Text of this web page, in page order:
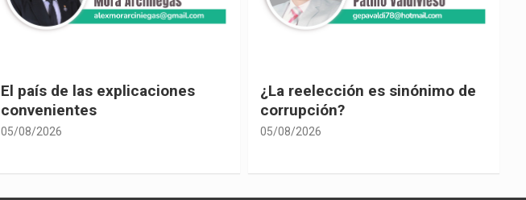
El país de las explicaciones
convenientes
05/08/2026
¿La reelección es sinónimo de
corrupción?
05/08/2026